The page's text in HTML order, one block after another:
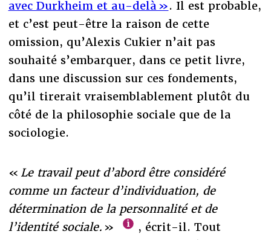
avec Durkheim et au-delà ». Il est probable,
et c’est peut-être la raison de cette
omission, qu’Alexis Cukier n’ait pas
souhaité s’embarquer, dans ce petit livre,
dans une discussion sur ces fondements,
qu’il tirerait vraisemblablement plutôt du
côté de la philosophie sociale que de la
sociologie.
« Le travail peut d’abord être considéré
comme un facteur d’individuation, de
détermination de la personnalité et de
l’identité sociale. »
, écrit-il. Tout